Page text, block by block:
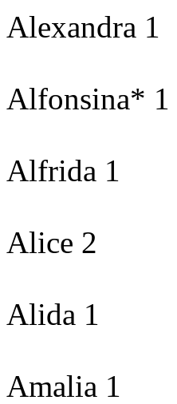
Alexandra 1
Alfonsina* 1
Alfrida 1
Alice 2
Alida 1
Amalia 1